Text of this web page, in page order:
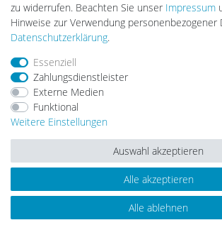
Impressum
Barrierefreiheitserklärung
Vertrag widerrufen
© Copyright 2026 | Alle Rechte
zu widerrufen. Beachten Sie unser Impressum
Hinweise zur Verwendung
Daten­schutz­erklärung.
Essenziell
Zahlungsdienstleister
Externe Medien
Funktional
Weitere Einstellungen
Alle akzeptieren
Alle ablehnen
Auswahl akzeptieren